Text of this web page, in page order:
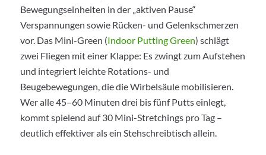
Bewegungseinheiten in der „aktiven Pause“
Verspannungen sowie Rücken- und Gelenkschmerzen
vor. Das Mini-Green (Indoor Putting Green) schlägt
zwei Fliegen mit einer Klappe: Es zwingt zum Aufstehen
und integriert leichte Rotations- und
Beugebewegungen, die die Wirbelsäule mobilisieren.
Wer alle 45–60 Minuten drei bis fünf Putts einlegt,
kommt spielend auf 30 Mini-Stretchings pro Tag –
deutlich effektiver als ein Stehschreibtisch allein.